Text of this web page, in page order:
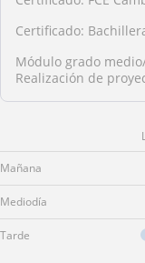
Certificado:
Módulo grado
Realización de
Mañana
Mediodía
Tarde